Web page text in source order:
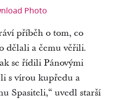
Photo
příběh o tom, co
dělali a čemu věřili.
se řídili Pánovými
s vírou kupředu a
Spasiteli,“ uvedl starší